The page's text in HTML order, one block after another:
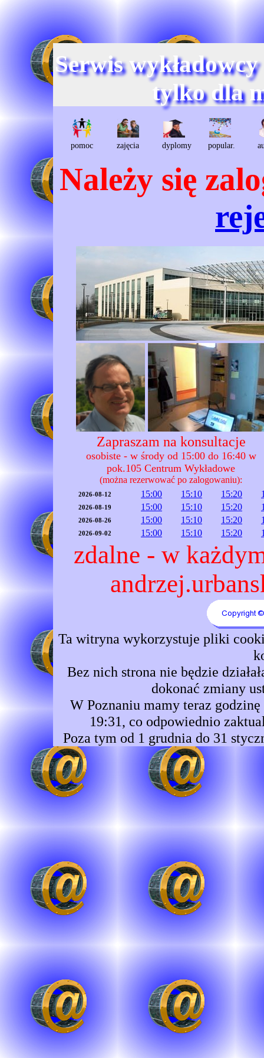
Serwis
tylko dla
pomoc zajęcia dyplomy popular.
Należy się
Zapraszam na konsultacje
osobiste - w środy od 15:00 do 16:40 w
pok.105 Centrum Wykładowe
(można rezerwować po zalogowaniu):
2026-08-12 15:00 15:10 15:20
2026-08-19 15:00 15:10 15:20
2026-08-26 15:00 15:10 15:20
2026-09-02 15:00 15:10 15:20
zdalne - w
Ta witryna wykorzystuje pliki
Bez nich strona nie będzie
dokonać zmiany
W Poznaniu mamy teraz
19:31, co odpowiednio
Poza tym od 1 grudnia do 31